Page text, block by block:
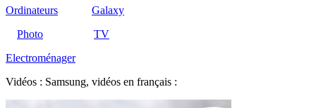
Ordinateurs
Galaxy
Photo
TV
Electroménager
Vidéos : Samsung, vidéos en français :